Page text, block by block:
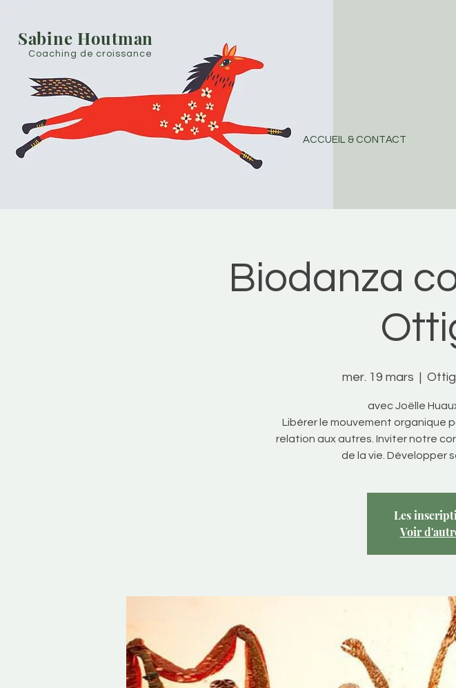
Sabine Houtman
Coaching de croissance
ACCUEIL & CONTACT
Biodanza
mer. 19 mars
  |
avec Joëlle
Libérer le mouvement organique
relation aux autres. Inviter notre
de la vie. Développer
Les
Voir